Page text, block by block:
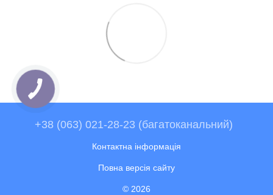
+38 (063) 021-28-23 (багатоканальний)
Контактна інформація
Повна версія сайту
© 2026